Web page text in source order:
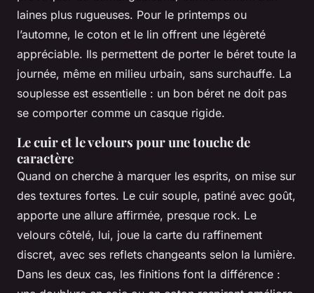
laines plus rugueuses. Pour le printemps ou
l’automne, le coton et le lin offrent une légèreté
appréciable. Ils permettent de porter le béret toute la
journée, même en milieu urbain, sans surchauffe. La
souplesse est essentielle : un bon béret ne doit pas
se comporter comme un casque rigide.
Le cuir et le velours pour une touche de
caractère
Quand on cherche à marquer les esprits, on mise sur
des textures fortes. Le cuir souple, patiné avec goût,
apporte une allure affirmée, presque rock. Le
velours côtelé, lui, joue la carte du raffinement
discret, avec ses reflets changeants selon la lumière.
Dans les deux cas, les finitions font la différence :